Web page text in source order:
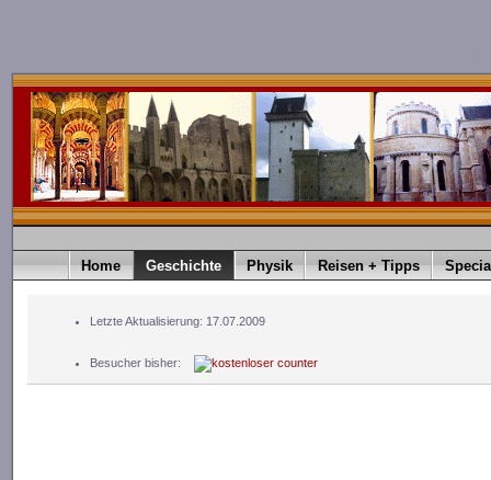
Home Geschichte Physik Reisen + Tipps
Letzte Aktualisierung: 17.07.2009
Besucher bisher: